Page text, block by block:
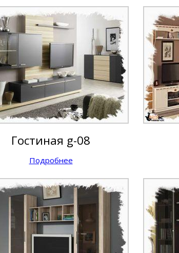
Гостиная g-08
Подробнее